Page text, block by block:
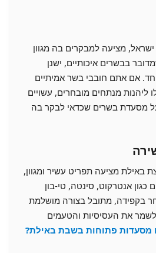
מציעה למבקרים בה מגוון
בבשרים איכותיים, ישנן
אם אתם חובבי בשר אמיתיים
ליהנות מנתחים מובחרים, עשויים
מסעדת בשרים שכדאי לבקר בה
מציעה תפריט עשיר ומגוון,
אנטרקוט, סינטה, טי-בון
בקפידה, מתובל בצורה מושלמת
לשמר את העסיסיות והטעמים
פתוחות בשבת באילת?